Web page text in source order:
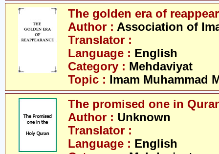
The golden era of
Author : Association of
Translator :
Language : English
Category : Mehdaviyat
Topic : Imam Muhammad
The promised one in
Author : Unknown
Translator :
Language : English